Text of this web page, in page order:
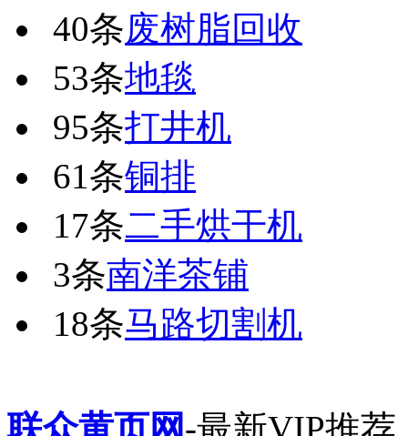
40条废树脂回收
53条地毯
95条打井机
61条铜排
17条二手烘干机
3条南洋茶铺
18条马路切割机
联众黄页网-最新VIP推荐